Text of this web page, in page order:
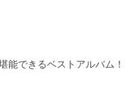
能できるベストアルバム！